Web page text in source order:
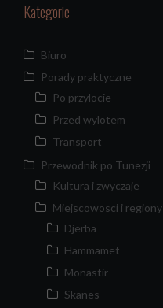
Kategorie
Biuro
Porady praktyczne
Po przylocie
Przed wylotem
Transport
Przewodnik po Tunezji
Kultura i zwyczaje
Miejscowosci i regiony
Djerba
Hammamet
Monastir
Skanes